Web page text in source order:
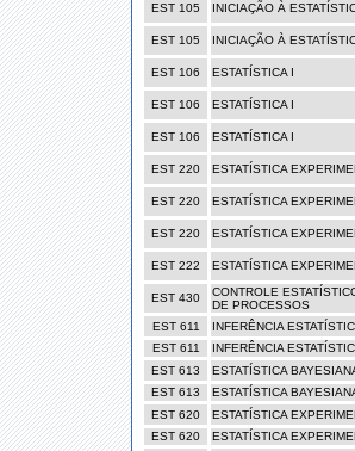
EST 105 INICIAÇÃO À
EST 105 INICIAÇÃO À
EST 106 ESTATÍSTICA I
EST 106 ESTATÍSTICA I
EST 106 ESTATÍSTICA I
EST 220 ESTATÍSTICA
EST 220 ESTATÍSTICA
EST 220 ESTATÍSTICA
EST 222 ESTATÍSTICA
EST 430
CONTROLE
DE PROCESSOS
EST 611 INFERÊNCIA
EST 611
INFERÊNCIA
EST 613
ESTATÍSTICA
EST 613
ESTATÍSTICA
EST 620
ESTATÍSTICA
EST 620
ESTATÍSTICA